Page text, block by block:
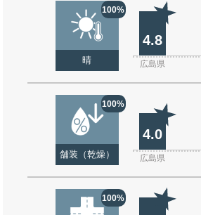
100%
晴
4.8
広島県
100%
舗装（乾燥）
4.0
広島県
100%